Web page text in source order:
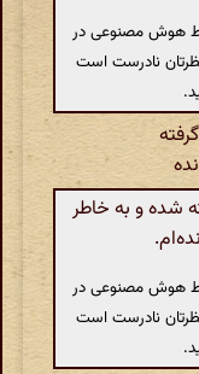
هوش مصنوعی در
نادرست است
شده و به خاطر
هوش مصنوعی در
نادرست است